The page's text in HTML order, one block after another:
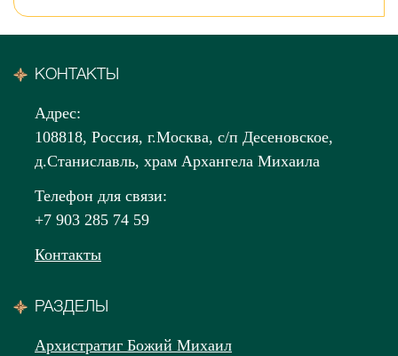
КОНТАКТЫ
Адрес:
108818, Россия, г.Москва, с/п Десеновское,
д.Станиславль, храм Архангела Михаила
Телефон для связи:
+7 903 285 74 59
Контакты
РАЗДЕЛЫ
Архистратиг Божий Михаил